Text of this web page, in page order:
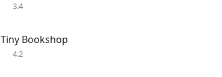
3.4
Tiny Bookshop
4.2